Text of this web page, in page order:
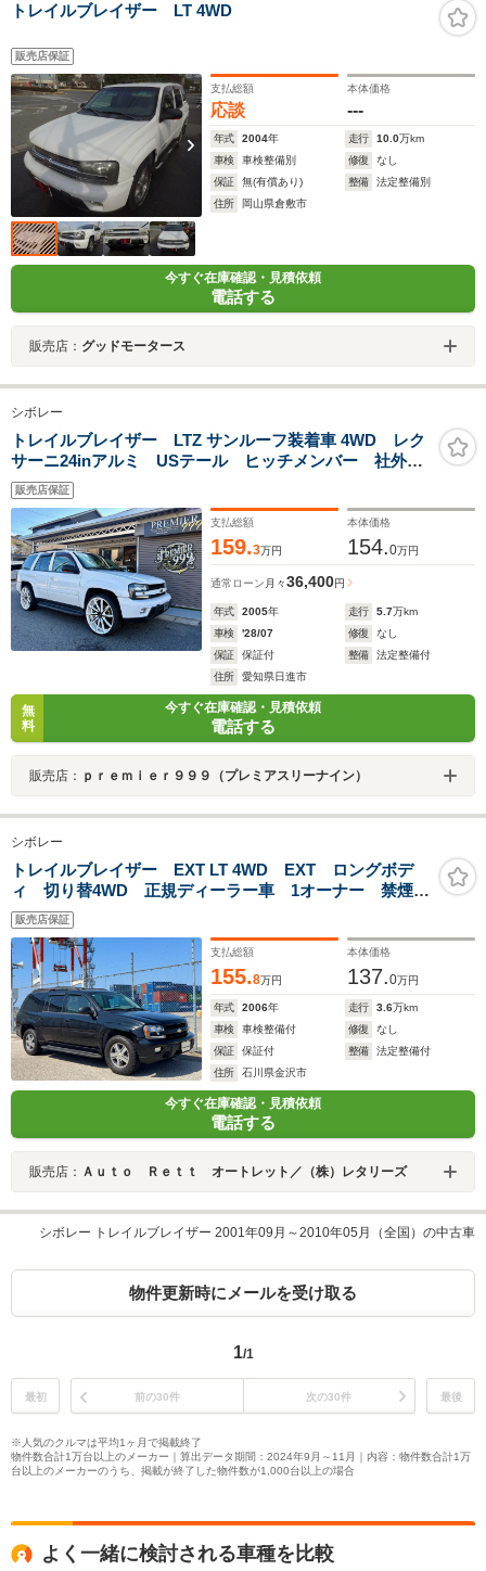
トレイルブレイザー LT 4WD
販売店保証
支払総額
応談
本体価格
---
年式 2004年 走行 10.0万km
車検
車検整備別 修復
なし
保証
無(有償あり) 整備
法定整備別
住所
岡山県倉敷市
今すぐ在庫確認・見積依頼
電話する
販売店： グッドモータース
シボレー
トレイルブレイザー LTZ サンルーフ装着車 4WD レク
サーニ24inアルミ USテール ヒッチメンバー 社外デ
ィスプレイオーディオ サンルーフ 白革パワーシー
ト シートヒーター バックカメラ ETC ロゴアクセ
サリーアンテナ
販売店保証
支払総額
159.3万円
本体価格
154.0万円
通常ローン 月々36,400円
年式 2005年 走行 5.7万km
車検
'28/07 修復
なし
保証
保証付 整備
法定整備付
住所
愛知県日進市
無
料
今すぐ在庫確認・見積依頼
電話する
販売店： ｐｒｅｍｉｅｒ９９９（プレミアスリーナイン）
シボレー
トレイルブレイザー EXT LT 4WD EXT ロングボデ
ィ 切り替4WD 正規ディーラー車 1オーナー 禁煙
車 ETC キーレス 3列シート パワーシート Wエア
コン OPトノカバー レギュラーガソリン 1or3ナンバ
ー
販売店保証
支払総額
155.8万円
本体価格
137.0万円
年式 2006年 走行 3.6万km
車検
車検整備付 修復
なし
保証
保証付 整備
法定整備付
住所
石川県金沢市
今すぐ在庫確認・見積依頼
電話する
販売店： Ａｕｔｏ Ｒｅｔｔ オートレット／（株）レタリーズ
シボレー トレイルブレイザー 2001年09月～2010年05月（全国）の中古車
物件更新時にメールを受け取る
1/1
最初 前の30件 次の30件 最後
※人気のクルマは平均1ヶ月で掲載終了
物件数合計1万台以上のメーカー｜算出データ期間：2024年9月～11月｜内容：物件数合計1万
台以上のメーカーのうち、掲載が終了した物件数が1,000台以上の場合
よく一緒に検討される車種を比較